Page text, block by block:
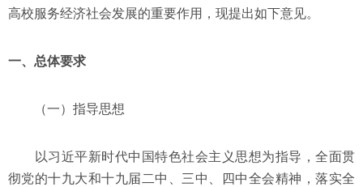
高校服务经济社会发展的重要作用，现提出如下意见。
一、总体要求
（一）指导思想
以习近平新时代中国特色社会主义思想为指导，全面贯
彻党的十九大和十九届二中、三中、四中全会精神，落实全